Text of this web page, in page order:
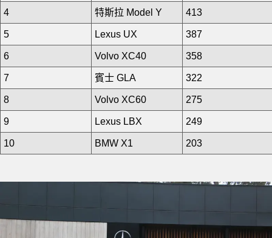
4 特斯拉 Model Y 413
5 Lexus UX 387
6 Volvo XC40 358
7 賓士 GLA 322
8 Volvo XC60 275
9 Lexus LBX 249
10 BMW X1 203